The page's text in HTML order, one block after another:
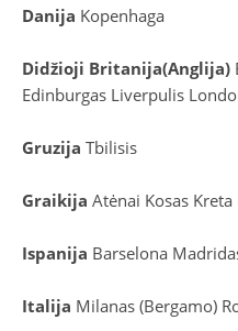
Danija Kopenhaga
Didžioji Britanija(Anglija)
Edinburgas Liverpulis
Gruzija Tbilisis
Graikija Atėnai Kosas Kreta
Ispanija Barselona
Italija Milanas (Bergamo)